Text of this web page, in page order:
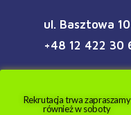
ul. Basztowa
+48 12 422 30
Rekrutacja trwa zapraszamy
również w soboty